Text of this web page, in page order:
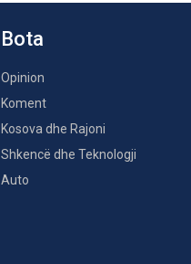
Bota
Opinion
Koment
Kosova dhe Rajoni
Shkencë dhe Teknologji
Auto